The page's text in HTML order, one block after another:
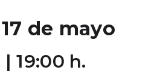
de mayo
19:00 h.